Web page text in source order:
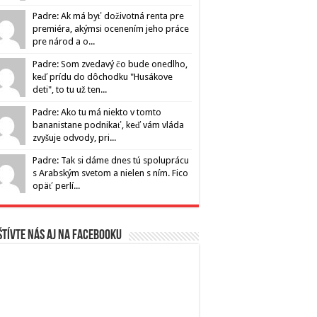
Padre: Ak má byť doživotná renta pre
premiéra, akýmsi ocenením jeho práce
pre národ a o...
Padre: Som zvedavý čo bude onedlho,
keď prídu do dôchodku "Husákove
deti", to tu už ten...
Padre: Ako tu má niekto v tomto
bananistane podnikať, keď vám vláda
zvyšuje odvody, pri...
Padre: Tak si dáme dnes tú spoluprácu
s Arabským svetom a nielen s ním. Fico
opäť perlí...
nás aj na Facebooku